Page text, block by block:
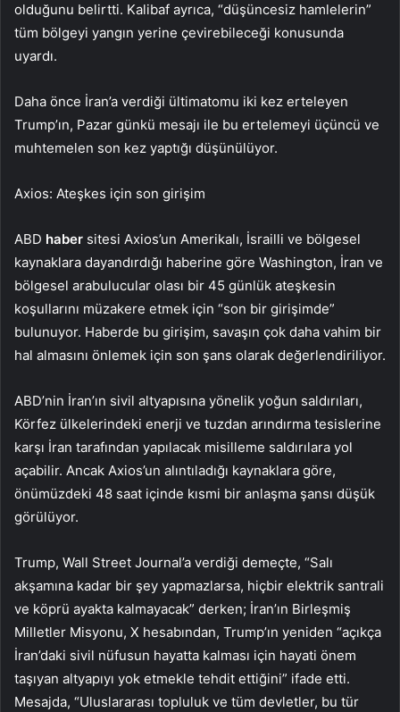
olduğunu belirtti. Kalibaf ayrıca, “düşüncesiz hamlelerin”
tüm bölgeyi yangın yerine çevirebileceği konusunda
uyardı.
Daha önce İran’a verdiği ültimatomu iki kez erteleyen
Trump’ın, Pazar günkü mesajı ile bu ertelemeyi üçüncü ve
muhtemelen son kez yaptığı düşünülüyor.
Axios: Ateşkes için son girişim
ABD haber sitesi Axios’un Amerikalı, İsrailli ve bölgesel
kaynaklara dayandırdığı haberine göre Washington, İran ve
bölgesel arabulucular olası bir 45 günlük ateşkesin
koşullarını müzakere etmek için “son bir girişimde”
bulunuyor. Haberde bu girişim, savaşın çok daha vahim bir
hal almasını önlemek için son şans olarak değerlendiriliyor.
ABD’nin İran’ın sivil altyapısına yönelik yoğun saldırıları,
Körfez ülkelerindeki enerji ve tuzdan arındırma tesislerine
karşı İran tarafından yapılacak misilleme saldırılara yol
açabilir. Ancak Axios’un alıntıladığı kaynaklara göre,
önümüzdeki 48 saat içinde kısmi bir anlaşma şansı düşük
görülüyor.
Trump, Wall Street Journal’a verdiği demeçte, “Salı
akşamına kadar bir şey yapmazlarsa, hiçbir elektrik santrali
ve köprü ayakta kalmayacak” derken; İran’ın Birleşmiş
Milletler Misyonu, X hesabından, Trump’ın yeniden “açıkça
İran’daki sivil nüfusun hayatta kalması için hayati önem
taşıyan altyapıyı yok etmekle tehdit ettiğini” ifade etti.
Mesajda, “Uluslararası topluluk ve tüm devletler, bu tür